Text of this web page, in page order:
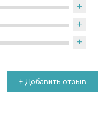
+
+
+
+ Добавить отзыв